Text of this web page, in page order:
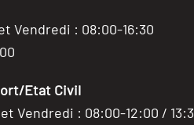
Vendredi : 08:00-16:30
Etat Civil
Vendredi : 08:00-12:00 /